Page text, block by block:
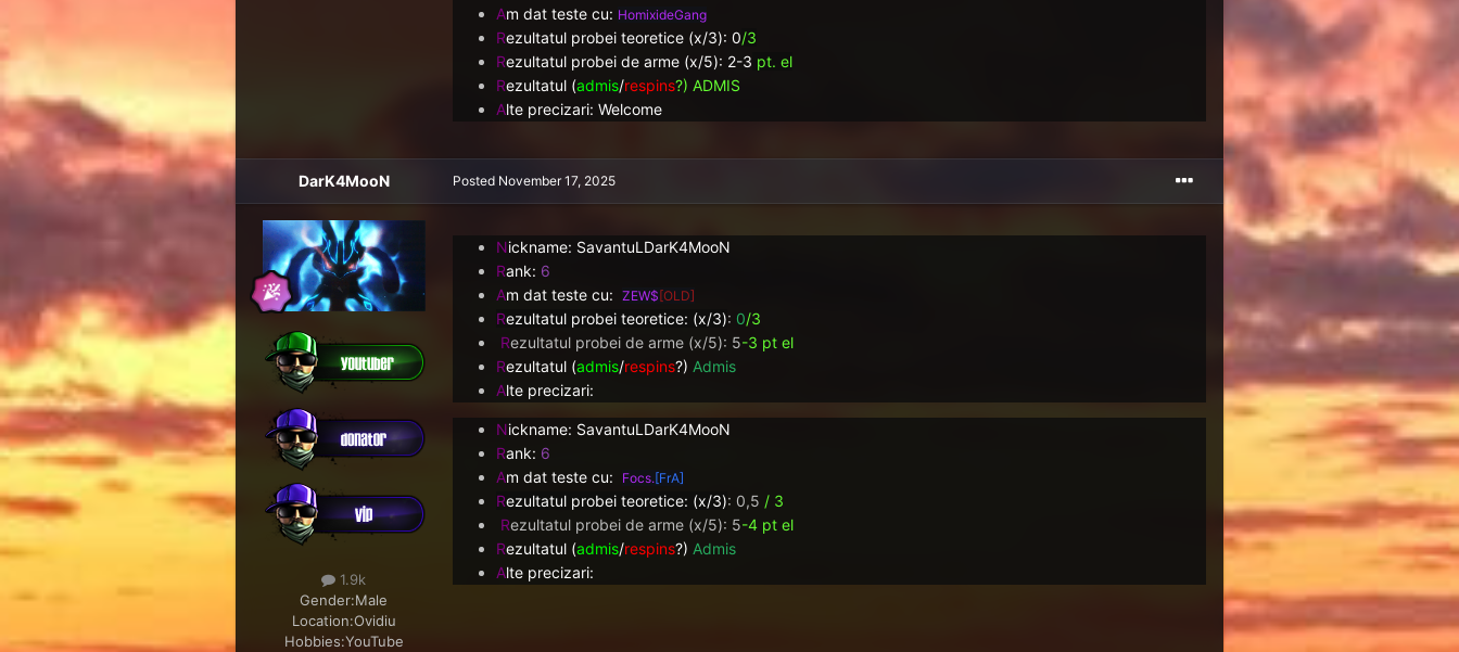
Am dat teste cu: HomixideGang
Rezultatul probei teoretice (x/3): 0/3
Rezultatul probei de arme (x/5): 2-3 pt. el
Rezultatul (admis/respins?) ADMIS
Alte precizari: Welcome
DarK4MooN
1.9k
Gender:Male
Location:Ovidiu
Hobbies:YouTube
Posted November 17, 2025
Nickname: SavantuLDarK4MooN
Rank: 6
Am dat teste cu: ZEW$ [OLD]
Rezultatul probei teoretice: (x/3): 0/3
Rezultatul probei de arme (x/5): 5-3 pt el
Rezultatul (admis/respins?) Admis
Alte precizari:
Nickname: SavantuLDarK4MooN
Rank: 6
Am dat teste cu: Focs.[FrA]
Rezultatul probei teoretice: (x/3): 0,5 / 3
Rezultatul probei de arme (x/5): 5-4 pt el
Rezultatul (admis/respins?) Admis
Alte precizari: